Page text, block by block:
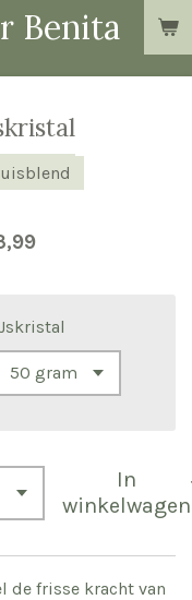
Benita
In
winkelwagen
de frisse kracht van